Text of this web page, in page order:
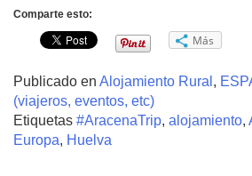
Comparte esto:
Más
Publicado en Alojamiento Rural ,
(viajeros, eventos, etc)
Etiquetas #AracenaTrip, alojamiento,
Europa, Huelva